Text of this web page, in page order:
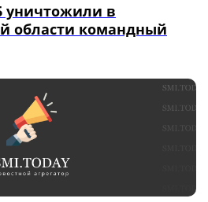
уничтожили в
области командный